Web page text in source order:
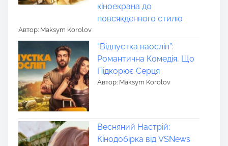
кіноекрана до
повсякденного стилю
Автор: Maksym Korolov
“Відпустка наосліп”:
Романтична Комедія, Що
Підкорює Серця
Автор: Maksym Korolov
Весняний Настрій:
Кінодобірка від VSNews